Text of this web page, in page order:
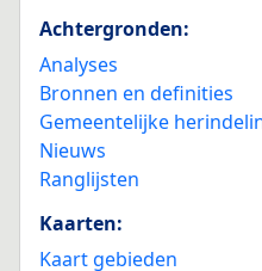
Achtergronden:
Analyses
Bronnen en definities
Gemeentelijke
Nieuws
Ranglijsten
Kaarten:
Kaart gebieden